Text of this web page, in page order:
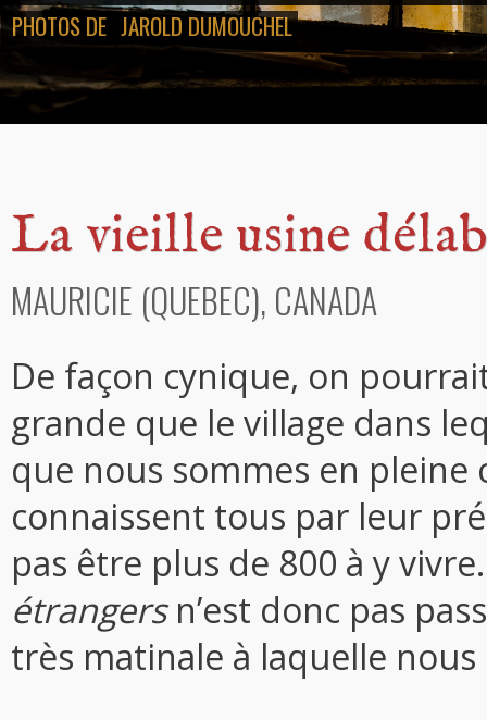
JAROLD DUMOUCHEL
PHOTOS DE
La vieille usine
MAURICIE (QUEBEC), CANADA
De façon cynique, on
grande que le village dans
que nous sommes en pleine
connaissent tous par leur
pas être plus de 800 à y
étrangersn’est donc pas
très matinale à laquelle